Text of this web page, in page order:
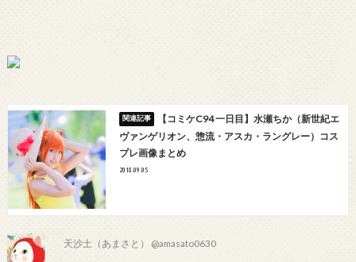
【コミケC94 一日目】水瀬ちか（新世紀エ
ヴァンゲリオン、惣流・アスカ・ラングレー）コス
プレ画像まとめ
2018.09.05
天沙土（あまさと） @amasato0630